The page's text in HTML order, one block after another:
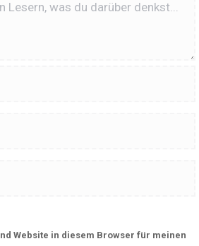
Website in diesem Browser für meinen